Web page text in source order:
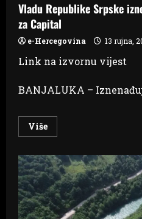
zajednice
Vladu Republike Srpske
za Capital
e-Hercegovina 13 rujna,
Link na izvornu vijest
BANJALUKA –
VišeRead
more
Republike
Srpske
iznenadio
Nikšićev
intervju
za
Capital